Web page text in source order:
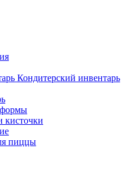
Кондитерский инвентарь
формы
кисточки
пиццы